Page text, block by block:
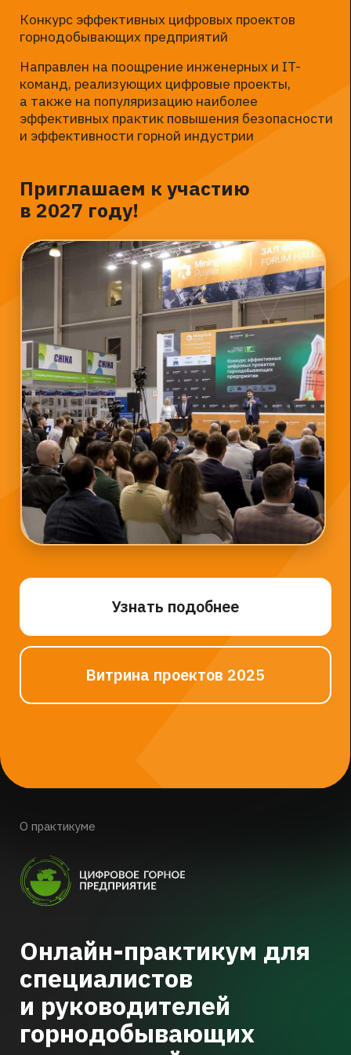
Об организаторах
Международная выставка машин
и оборудования для горнодобывающей
и горнообрабатывающей промышленности.
На протяжении 25 лет выставка служит
эффективной бизнес-площадкой для
прямого контакта производителей
и поставщиков машин и оборудования для
добычи, обогащения и транспортировки
полезных ископаемых со специалистами
горнодобывающих предприятий, горно-
обогатительных комбинатов и оптовых
торговых компаний из различных регионов
России. Это наиболее представительная
по составу участников и посетителей
международная выставка
горнодобывающего оборудования в России
Группа компаний «Цифра» — главный
российский разработчик
индустриального ПО для цифровизации
30 лет работает с крупнейшими
и сформировал портфель решений для
эффективного управления
горнотранспортным комплексом:
от буровзрывных работ и управления
Продукты подтвердили свою
эффективность и работают на более 70
промышленных производствах в странах
СНГ, Европы, Юго-Восточной Азии, Африки
и Латинской Америки. Ежедневно команда
дивизиона оказывает поддержку таким
клиентам, как СУЭК, НЛМК, Норильский
Узнать больше →